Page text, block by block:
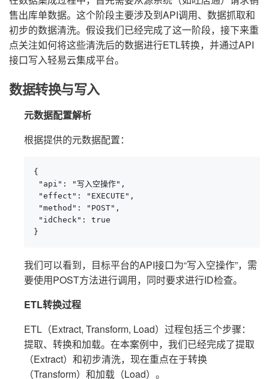
售出库单数据。这个阶段主要涉及到API调用、数据抓取和
初步的数据清洗。假设我们已经完成了这一阶段，接下来重
点关注如何将这些清洗后的数据进行ETL转换，并通过API
接口写入轻易云集成平台。
数据转换与写入
元数据配置解析
根据提供的元数据配置：
{
"api": "写入空操作",
"effect": "EXECUTE",
"method": "POST",
"idCheck": true
}
我们可以看到，目标平台的API接口为“写入空操作”，需
要使用POST方法进行调用，同时要求进行ID检查。
ETL转换过程
ETL（Extract, Transform, Load）过程包括三个步骤：
提取、转换和加载。在本案例中，我们已经完成了提取
（Extract）和初步清洗，现在重点在于转换
（Transform）和加载（Load）。